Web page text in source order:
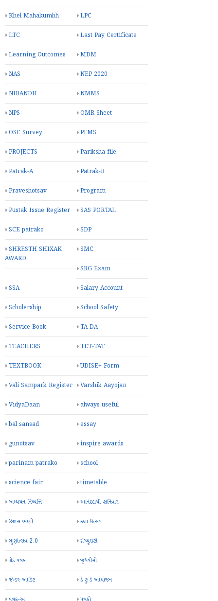
Khel Mahakumbh LPC
LTC Last Pay Certificate
Learning Outcomes MDM
NAS NEP 2020
NIBANDH NMMS
NPS OMR Sheet
OSC Survey PFMS
PROJECTS Pariksha file
Patrak-A Patrak-B
Praveshotsav Program
Pustak Issue Register SAS PORTAL
SCE patrako SDP
SHRESTH SHIXAK
AWARD
SMC
SRG Exam
SSA Salary Account
Scholership School Safety
Service Book TA-DA
TEACHERS TET-TAT
TEXTBOOK UDISE+ Form
Vali Sampark Register Varshik Aayojan
VidyaDaan always useful
bal sansad essay
gunotsav inspire awards
parinam patrako school
science fair timetable
અધ્યયન નિષ્પત્તિ આનંદદાયી શનિવાર
ઉજાસ ભણી કલા ઉત્સવ
ગુણોત્સવ 2.0 ગ્રેચ્યુઇટી
ગ્રેડ પત્રક જૂથવીમો
જેન્ડર ઓડિટ ડે ટુ ડે આયોજન